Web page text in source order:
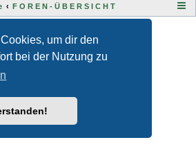
um dir den
bei der Nutzung zu
F O R E N - Ü B E R S I C H T
® Forum Software © phpBB Limited
|Nutzungsbedingungen